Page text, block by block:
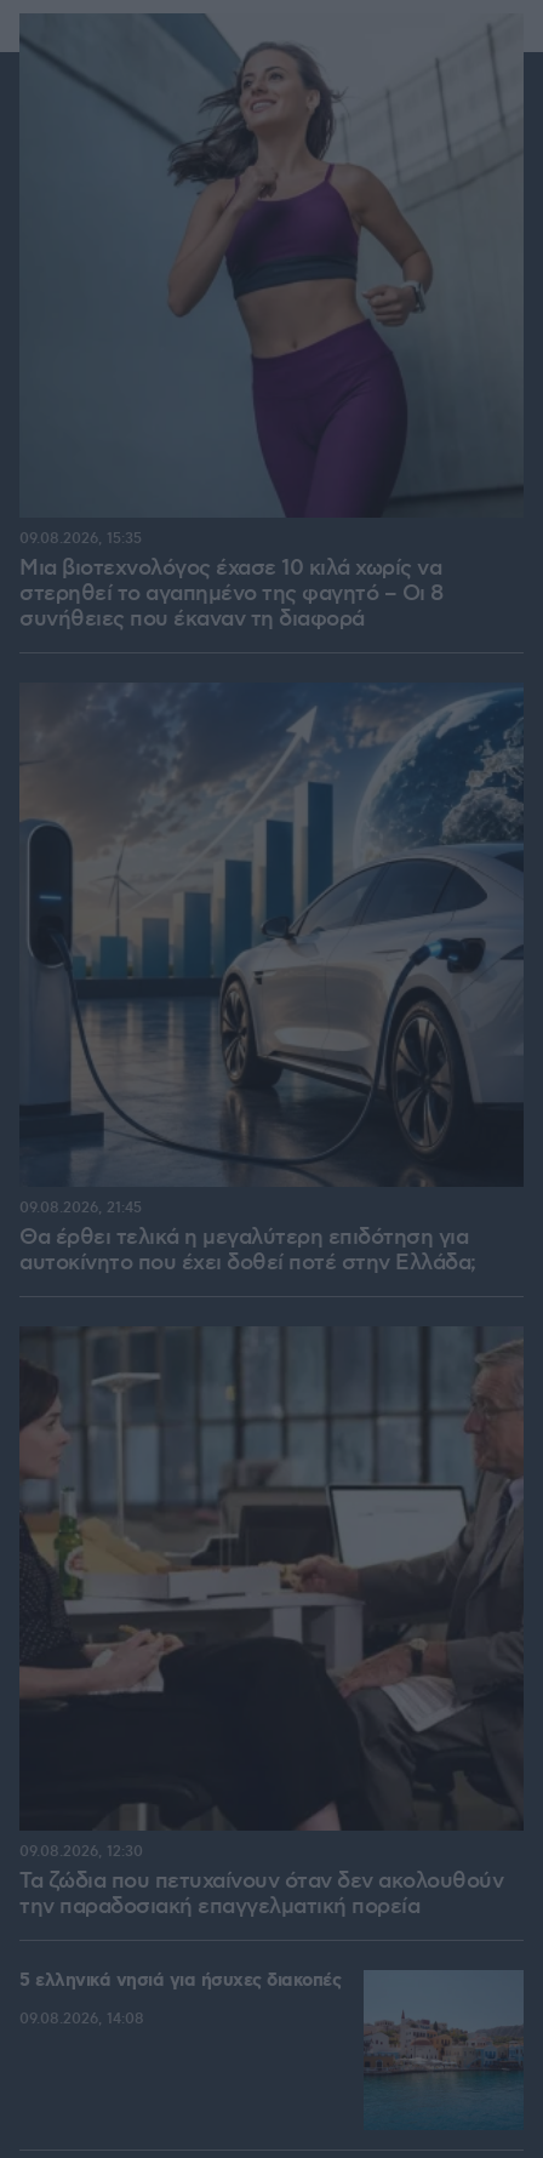
Μια βιοτεχνολόγος έχασε 10 κιλά χωρίς να
στερηθεί το αγαπημένο της φαγητό – Οι 8
συνήθειες που έκαναν τη διαφορά
09.08.2026, 15:35
Θα έρθει τελικά η μεγαλύτερη επιδότηση για
αυτοκίνητο που έχει δοθεί ποτέ στην Ελλάδα;
09.08.2026, 21:45
Τα ζώδια που πετυχαίνουν όταν δεν ακολουθούν
την παραδοσιακή επαγγελματική πορεία
09.08.2026, 12:30
5 ελληνικά νησιά για ήσυχες διακοπές
09.08.2026, 14:08